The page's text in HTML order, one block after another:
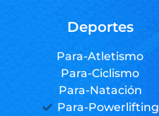
Deportes
Para-Atletismo
Para-Ciclismo
Para-Natación
Para-Powerlifting